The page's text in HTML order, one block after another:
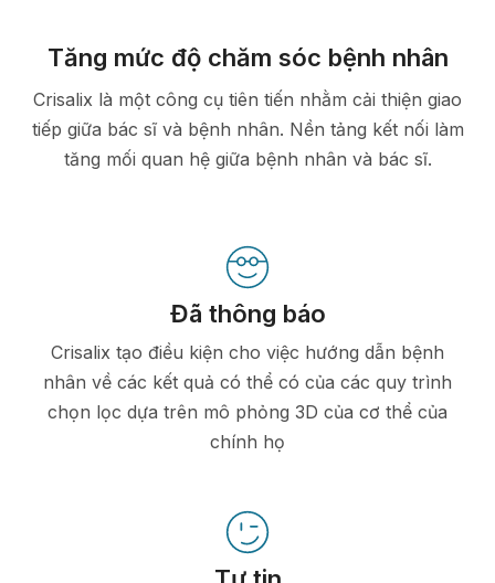
Tăng mức độ chăm sóc bệnh nhân
Crisalix là một công cụ tiên tiến nhằm cải thiện giao
tiếp giữa bác sĩ và bệnh nhân. Nền tảng kết nối làm
tăng mối quan hệ giữa bệnh nhân và bác sĩ.
Đã thông báo
Crisalix tạo điều kiện cho việc hướng dẫn bệnh
nhân về các kết quả có thể có của các quy trình
chọn lọc dựa trên mô phỏng 3D của cơ thể của
chính họ